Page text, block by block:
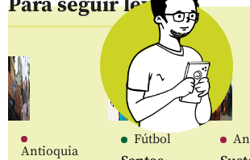
Para seguir leyendo
Antioquia
Fútbol